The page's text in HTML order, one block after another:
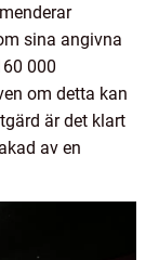
sina angivna
000
om detta kan
är det klart
av en